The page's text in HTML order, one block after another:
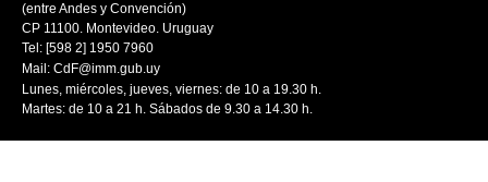
(entre Andes y Convención)
CP 11100. Montevideo. Uruguay
Tel: [598 2] 1950 7960
Mail: CdF@imm.gub.uy
Lunes, miércoles, jueves, viernes: de 10 a 19.30 h.
Martes: de 10 a 21 h. Sábados de 9.30 a 14.30 h.